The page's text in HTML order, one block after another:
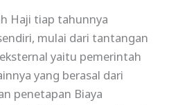
Haji tiap tahunnya
mulai dari tantangan
yaitu pemerintah
yang berasal dari
penetapan Biaya